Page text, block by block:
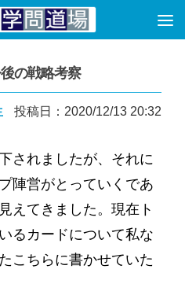
の戦略考察
投稿日：2020/12/13 20:32
されましたが、それに
陣営がとっていくであ
えてきました。現在ト
るカードについて私な
こちらに書かせていた